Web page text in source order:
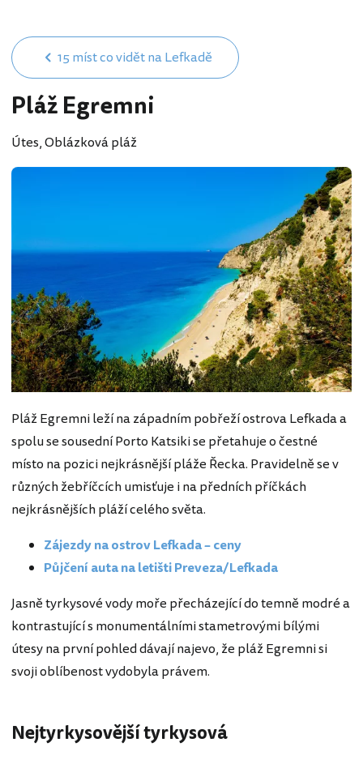
15 míst co vidět na Lefkadě
Pláž Egremni
Útes, Oblázková pláž
Pláž Egremni leží na západním pobřeží ostrova Lefkada a
spolu se sousední Porto Katsiki se přetahuje o čestné
místo na pozici nejkrásnější pláže Řecka. Pravidelně se v
různých žebříčcích umisťuje i na předních příčkách
nejkrásnějších pláží celého světa.
Zájezdy na ostrov Lefkada – ceny
Půjčení auta na letišti Preveza/Lefkada
Jasně tyrkysové vody moře přecházející do temně modré a
kontrastující s monumentálními stametrovými bílými
útesy na první pohled dávají najevo, že pláž Egremni si
svoji oblíbenost vydobyla právem.
Nejtyrkysovější tyrkysová